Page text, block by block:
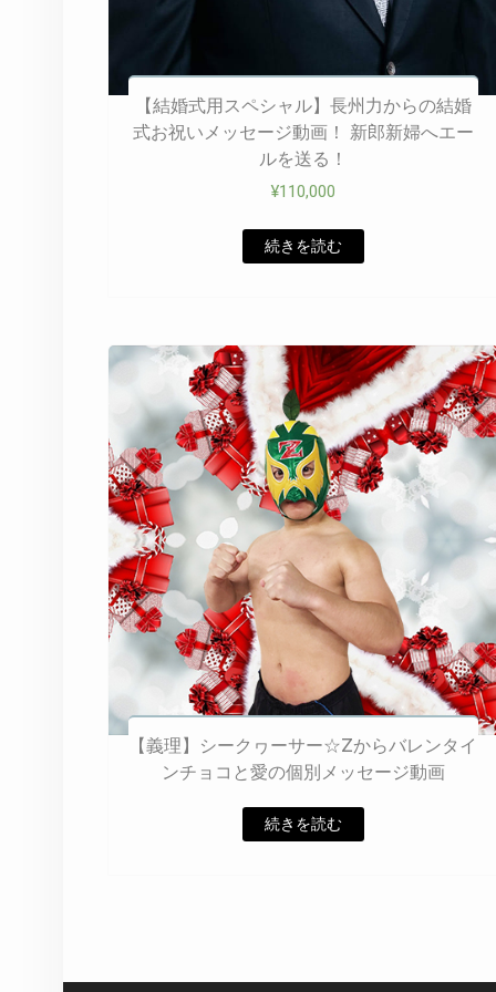
【結婚式用スペシャル】長州力からの結婚
式お祝いメッセージ動画！ 新郎新婦へエー
ルを送る！
¥110,000
続きを読む
【義理】シークヮーサー☆Zからバレンタイ
ンチョコと愛の個別メッセージ動画
続きを読む